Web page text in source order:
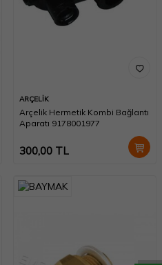
ARÇELİK
Arçelik Hermetik Kombi Bağlantı
Aparatı 9178001977
300,00 TL